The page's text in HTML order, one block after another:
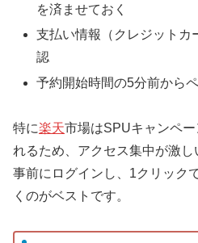
を済ませておく
支払い情報（クレジットカ
認
予約開始時間の5分前から
特に楽天市場はSPUキャンペ
れるため、アクセス集中が激し
事前にログインし、1クリック
くのがベストです。